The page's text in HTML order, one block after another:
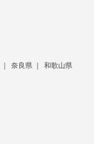
奈良県
和歌山県